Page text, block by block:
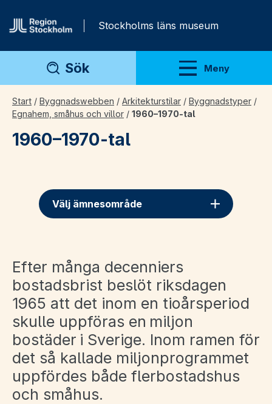
Stockholms läns museum
Sök Meny
Visa meny
Start / Byggnadswebben / Arkitekturstilar / Byggnadstyper /
Egnahem, småhus och villor / 1960–1970-tal
1960–1970-tal
Välj ämnesområde
Efter många decenniers
bostadsbrist beslöt riksdagen
1965 att det inom en tioårsperiod
skulle uppföras en miljon
bostäder i Sverige. Inom ramen för
det så kallade miljonprogrammet
uppfördes både flerbostadshus
och småhus.